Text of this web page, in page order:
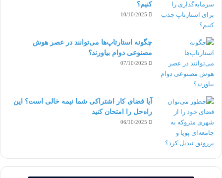
کنیم؟
10/10/2025
چگونه استارتاپ‌ها می‌توانند در عصر هوش
مصنوعی دوام بیاورند؟
07/10/2025
آیا فضای کار اشتراکی شما نیمه‌ خالی است؟ این
راه‌حل را امتحان کنید
06/10/2025